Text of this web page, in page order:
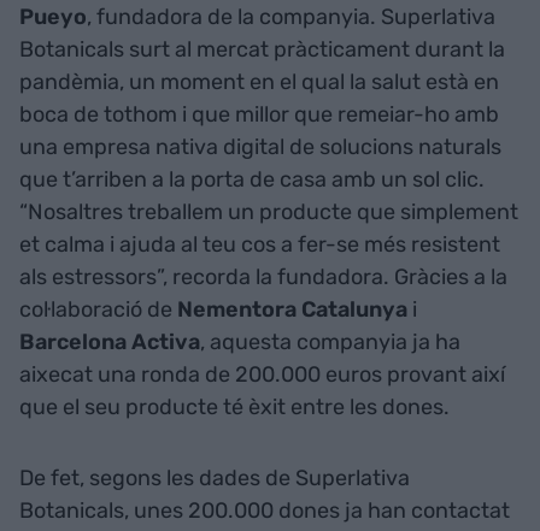
Pueyo, fundadora de la companyia. Superlativa
Botanicals surt al mercat pràcticament durant la
pandèmia, un moment en el qual la salut està en
boca de tothom i que millor que remeiar-ho amb
una empresa nativa digital de solucions naturals
que t’arriben a la porta de casa amb un sol clic.
“Nosaltres treballem un producte que simplement
et calma i ajuda al teu cos a fer-se més resistent
als estressors”, recorda la fundadora. Gràcies a la
col·laboració de Nementora Catalunya i
Barcelona Activa, aquesta companyia ja ha
aixecat una ronda de 200.000 euros provant així
que el seu producte té èxit entre les dones.
De fet, segons les dades de Superlativa
Botanicals, unes 200.000 dones ja han contactat